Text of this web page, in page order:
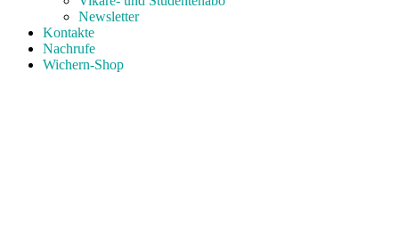
Newsletter
Kontakte
Nachrufe
Wichern-Shop